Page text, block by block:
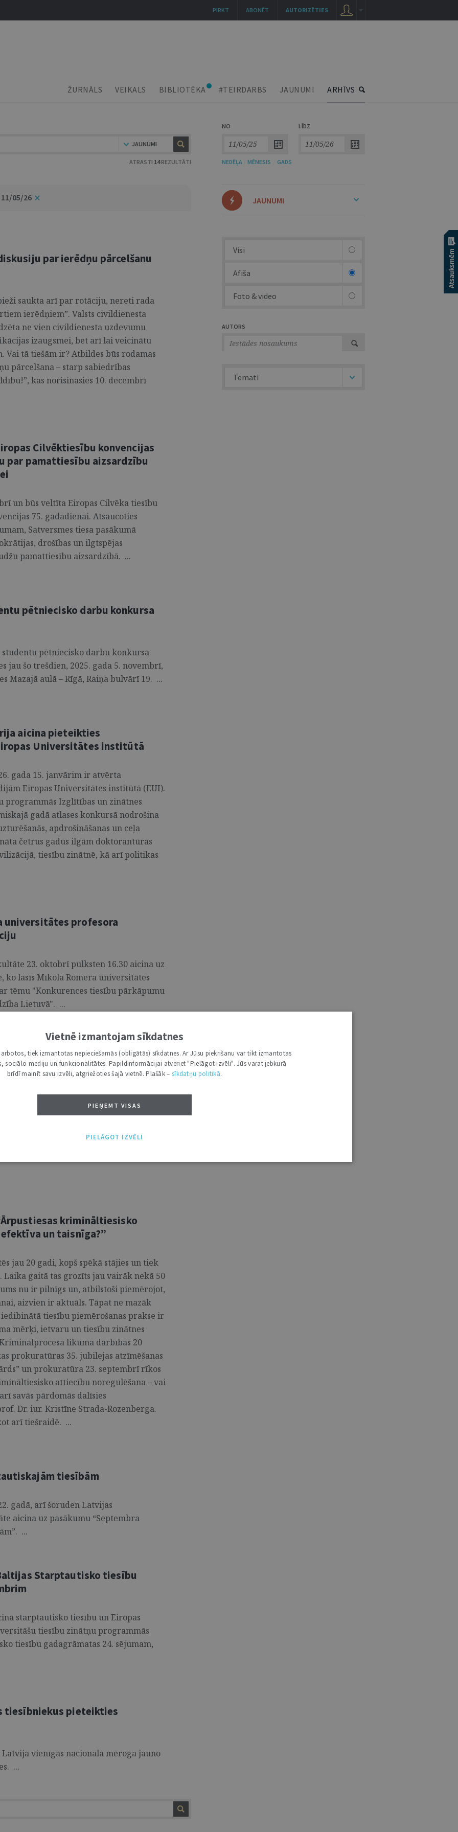
ŽURNĀLS VEIKALS BIBLIOTĒKA #TEIRDARBS JAUNUMI ARHĪVS
JAUNUMI
ATRASTI 14REZULTĀTI
NO LĪDZ
NEDĒĻA MĒNESIS GADS
05/26
par ierēdņu pārcelšanu
saukta arī par rotāciju, nereti rada
ierēdņiem”. Valsts civildienesta
ne vien civildienesta uzdevumu
izaugsmei, bet arī lai veicinātu
tā tiešām ir? Atbildes būs rodamas
pārcelšana – starp sabiedrības
kas norisināsies 10. decembrī
Cilvēktiesību konvencijas
par pamattiesību aizsardzību
un būs veltīta Eiropas Cilvēka tiesību
75. gadadienai. Atsaucoties
Satversmes tiesa pasākumā
drošības un ilgtspējas
pamattiesību aizsardzībā. ...
pētniecisko darbu konkursa
pētniecisko darbu konkursa
jau šo trešdien, 2025. gada 5. novembrī,
Mazajā aulā – Rīgā, Raiņa bulvārī 19. ...
aicina pieteikties
Universitātes institūtā
gada 15. janvārim ir atvērta
Eiropas Universitātes institūtā (EUI).
programmās Izglītības un zinātnes
gadā atlases konkursā nodrošina
apdrošināšanas un ceļa
četrus gadus ilgām doktorantūras
tiesību zinātnē, kā arī politikas
universitātes profesora
23. oktobrī pulksten 16.30 aicina uz
lasīs Mīkola Romera universitātes
tēmu "Konkurences tiesību pārkāpumu
Lietuvā". ...
XXVII Konstitucionālo
Kārļa Dišlera Konstitucionālo
tiešām nozīmīgu un gaidītu
un studentu vidū. Izspēles mutvārdu
garumā 13. decembrī, kur, protams,
cīņa par uzvarētāju komandas titulu!
krimināltiesisko
un taisnīga?”
jau 20 gadi, kopš spēkā stājies un tiek
gaitā tas grozīts jau vairāk nekā 50
nu ir pilnīgs un, atbilstoši piemērojot,
aizvien ir aktuāls. Tāpat ne mazāk
tiesību piemērošanas prakse ir
mērķi, ietvaru un tiesību zinātnes
likuma darbības 20
prokuratūras 35. jubilejas atzīmēšanas
un prokuratūra 23. septembrī rīkos
attiecību noregulēšana – vai
savās pārdomās dalīsies
Dr. iur. Kristīne Strada-Rozenberga.
arī tiešraidē. ...
tiesībām
gadā, arī šoruden Latvijas
aicina uz pasākumu “Septembra
...
Starptautisko tiesību
starptautisko tiesību un Eiropas
tiesību zinātņu programmās
tiesību gadagrāmatas 24. sējumam,
tiesībniekus pieteikties
vienīgās nacionāla mēroga jauno
...
JAUNUMI
Visi
Afiša
Foto & video
AUTORS
Temati
AUTORIZĒTIES
ABONĒT
PIRKT
Vietnē izmantojam sīkdatnes
tiek izmantotas nepieciešamās (obligātās) sīkdatnes. Ar Jūsu piekrišanu var tikt izmantotas
sociālo mediju un funkcionalitātes. Papildinformācijai atveriet "Pielāgot izvēli". Jūs varat jebkurā
brīdī mainīt savu izvēli, atgriežoties šajā vietnē. Plašāk – sīkdatņu politikā.
PIEŅEMT VISAS
PIELĀGOT IZVĒLI